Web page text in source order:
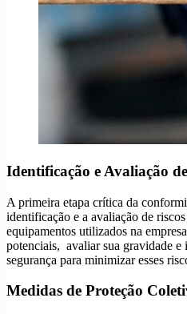
Identificação e Avaliação
A primeira etapa crítica da
identificação e a avaliação de
equipamentos utilizados na
potenciais, avaliar sua gravidade e
segurança para minimizar esses
Medidas de Proteção